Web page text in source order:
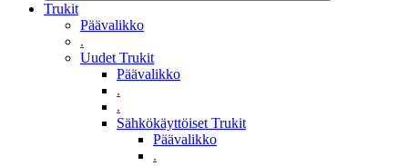
Trukit
Päävalikko
.
Uudet Trukit
Päävalikko
.
.
Sähkökäyttöiset Trukit
Päävalikko
.